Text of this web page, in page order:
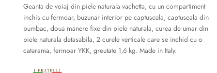
pot
fi
alese
în
pagina
Geanta de voiaj din piele naturala vachetta, cu un compartiment
inchis cu fermoar, buzunar interior pe captuseala, captuseala din
bumbac, doua manere fixe din piele naturala, curea de umar din
piele naturala detasabila, 2 curele verticale care se inchid cu o
catarama, fermoar YKK, greutate 1,6 kg. Made in Italy.